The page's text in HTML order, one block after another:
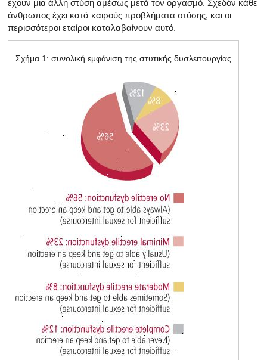
έχουν μια άλλη στύση αμέσως μετά τον οργασμό. Σχεδόν κάθε
άνθρωπος έχει κατά καιρούς προβλήματα στύσης, και οι
περισσότεροι εταίροι καταλαβαίνουν αυτό.
Σχήμα 1: συνολική εμφάνιση της στυτικής δυσλειτουργίας